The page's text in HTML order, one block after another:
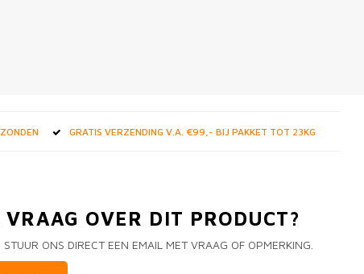
GRATIS VERZENDING V.A. €99,- BIJ PAKKET TOT 23KG
VRAAG OVER DIT PRODUCT?
ONS DIRECT EEN EMAIL MET VRAAG OF OPMERKING.